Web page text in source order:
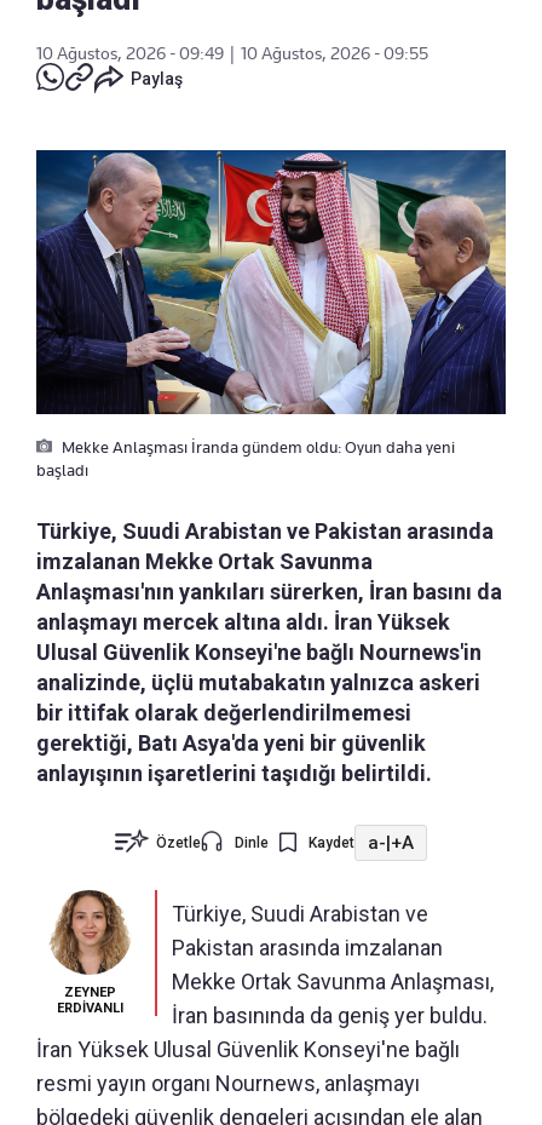
10 Ağustos, 2026 - 09:49
10 Ağustos, 2026 - 09:55
Paylaş
Mekke Anlaşması İranda gündem oldu: Oyun daha yeni
başladı
Türkiye, Suudi Arabistan ve Pakistan arasında
imzalanan Mekke Ortak Savunma
Anlaşması'nın yankıları sürerken, İran basını da
anlaşmayı mercek altına aldı. İran Yüksek
Ulusal Güvenlik Konseyi'ne bağlı Nournews'in
analizinde, üçlü mutabakatın yalnızca askeri
bir ittifak olarak değerlendirilmemesi
gerektiği, Batı Asya'da yeni bir güvenlik
anlayışının işaretlerini taşıdığı belirtildi.
Özetle Dinle Kaydet a-|+A
ZEYNEP
ERDİVANLI
Türkiye, Suudi Arabistan ve
Pakistan arasında imzalanan
Mekke Ortak Savunma Anlaşması,
İran basınında da geniş yer buldu.
İran Yüksek Ulusal Güvenlik Konseyi'ne bağlı
resmi yayın organı Nournews, anlaşmayı
bölgedeki güvenlik dengeleri açısından ele alan